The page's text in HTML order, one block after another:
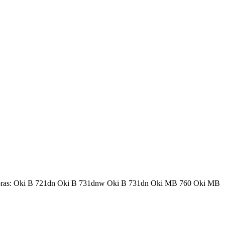
Oki B 721dn Oki B 731dnw Oki B 731dn Oki MB 760 Oki MB